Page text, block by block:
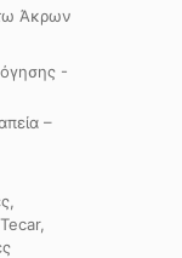
Άκρων
-
–